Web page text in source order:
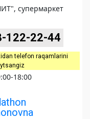
супермаркет
122-22-44
telefon raqamlarini
18:00